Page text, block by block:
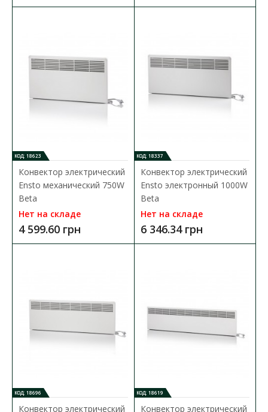
Все конвекторы Ensto безопасны благодаря низкой
температуре поверхности и автоматической защите от..
В КОРЗИНУ
КОД: 18623
Конвектор электрический
Ensto механический 750W
Beta
Нет на складе
4 599.60 грн
КОД: 18337
Конвектор электрический
Ensto электронный 1000W
Beta
Нет на складе
6 346.34 грн
КОД: 18696
Конвектор электрический
КОД: 18619
Конвектор электрический